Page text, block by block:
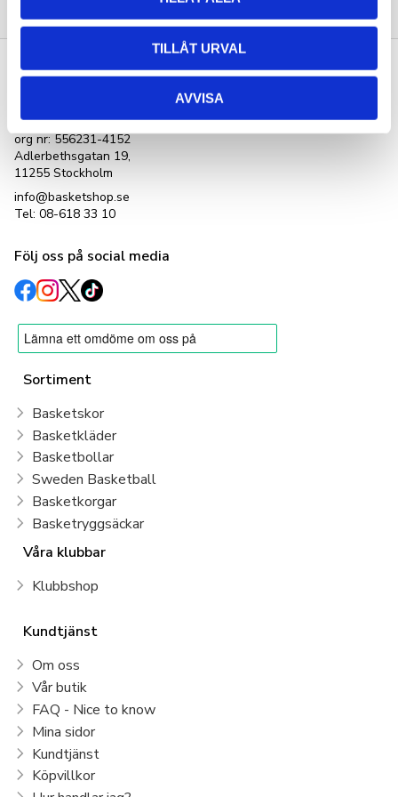
TILLÅT URVAL
AVVISA
Kontakta oss
LetOut Equipment AB
org nr: 556231-4152
Adlerbethsgatan 19,
11255 Stockholm
info@basketshop.se
Tel: 08-618 33 10
Följ oss på social media
Sortiment
Basketskor
Basketkläder
Basketbollar
Sweden Basketball
Basketkorgar
Basketryggsäckar
Våra klubbar
Klubbshop
Kundtjänst
Om oss
Vår butik
FAQ - Nice to know
Mina sidor
Kundtjänst
Köpvillkor